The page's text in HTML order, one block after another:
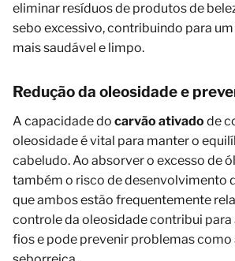
eliminar resíduos de produtos de
sebo excessivo, contribuindo para
mais saudável e limpo.
Redução da oleosidade e
A capacidade do carvão ativado de
oleosidade é vital para manter o
cabeludo. Ao absorver o excesso de
também o risco de desenvolvimento
que ambos estão frequentemente
controle da oleosidade contribui para
fios e pode prevenir problemas